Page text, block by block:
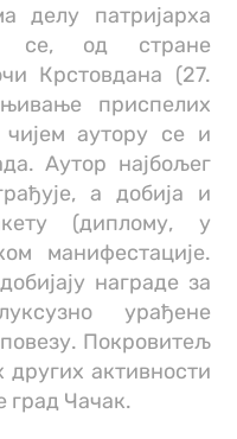
делу патријарха
се, од стране
Крстовдана (27.
приспелих
аутору се и
Аутор најбољег
а добија и
(диплому, у
манифестације.
награде за
урађене
Покровитељ
активности
град Чачак.